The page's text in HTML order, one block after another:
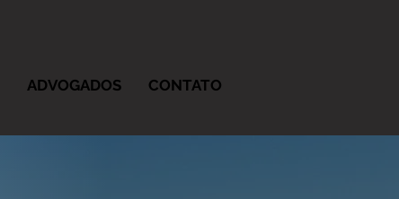
ADVOGADOS CONTATO